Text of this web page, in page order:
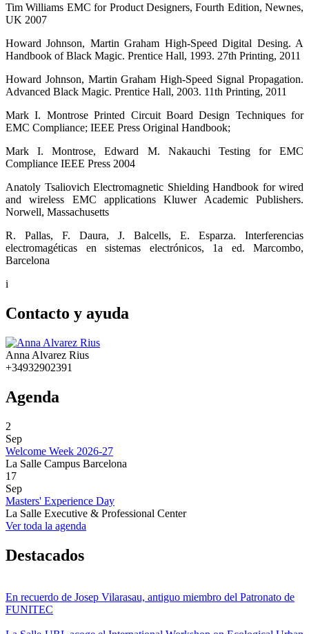
Tim Williams EMC for Product Designers, Fourth Edition, Newnes,
UK 2007
Howard Johnson, Martin Graham High-Speed Digital Desing. A
Handbook of Black Magic. Prentice Hall, 1993. 27th Printing, 2011
Howard Johnson, Martin Graham High-Speed Signal Propagation.
Advanced Black Magic. Prentice Hall, 2003. 11th Printing, 2011
Mark I. Montrose Printed Circuit Board Design Techniques for
EMC Compliance; IEEE Press Original Handbook;
Mark I. Montrose, Edward M. Nakauchi Testing for EMC
Compliance IEEE Press 2004
Anatoly Tsaliovich Electromagnetic Shielding Handbook for wired
and wireless EMC applications Kluwer Academic Publishers.
Norwell, Massachusetts
R. Pallas, F. Daura, J. Balcells, E. Esparza. Interferencias
electromagéticas en sistemas electrónicos, 1a ed. Marcombo,
Barcelona
i
Contacto y ayuda
Anna Alvarez Rius
+34932902391
Agenda
2
Sep
Welcome Week 2026-27
La Salle Campus Barcelona
17
Sep
Masters' Experience Day
La Salle Executive & Professional Center
Ver toda la agenda
Destacados
En recuerdo de Josep Vilarasau, antiguo miembro del Patronato de
FUNITEC